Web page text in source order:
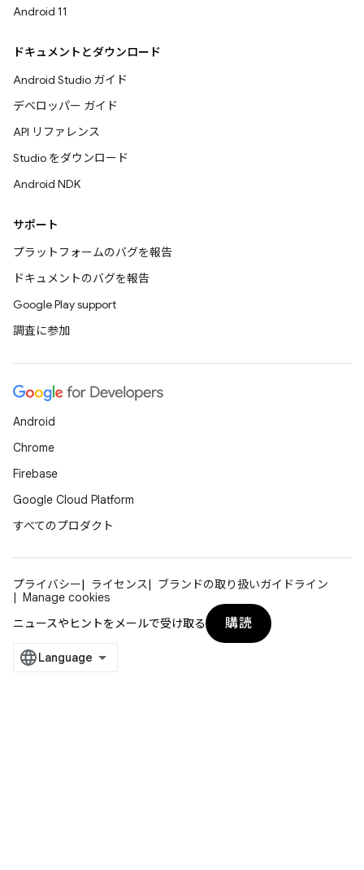
Android 11
ドキュメントとダウンロード
Android Studio ガイド
デベロッパー ガイド
API リファレンス
Studio をダウンロード
Android NDK
サポート
プラットフォームのバグを報告
ドキュメントのバグを報告
Google Play support
調査に参加
Android
Chrome
Firebase
Google Cloud Platform
すべてのプロダクト
プライバシー ライセンス
ブランドの取り扱いガイドライン
Manage cookies
ニュースやヒントをメールで受け取る
購読